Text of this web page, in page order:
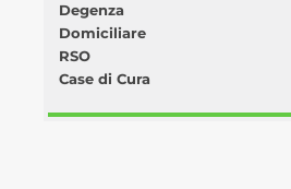
Degenza
Domiciliare
RSO
Case di Cura